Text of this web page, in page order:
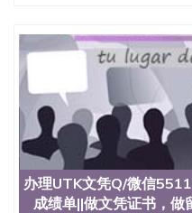
学、美术、电子工程、
制、历史、电气工程、
理、材料科学、机械工
学、化学、英语、社会
销、机械工程、计算机
科、金融专业 1、客户提
信息，给出操作方案；
材料； 3、留服注册申请
交时间，公司人员陪同
料； 5、等待结果，完
办理UTK文凭Q/微信
成绩单||做文凭证书，做